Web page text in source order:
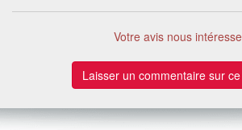
Votre avis nous
Laisser un commentaire sur